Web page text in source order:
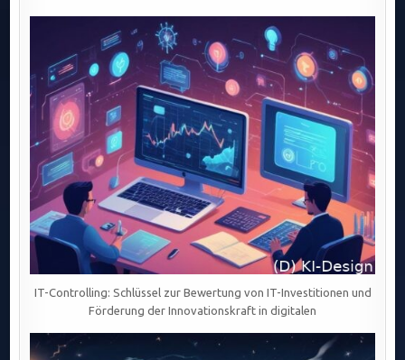
IT-Controlling: Schlüssel zur Bewertung von IT-Investitionen und
Förderung der Innovationskraft in digitalen